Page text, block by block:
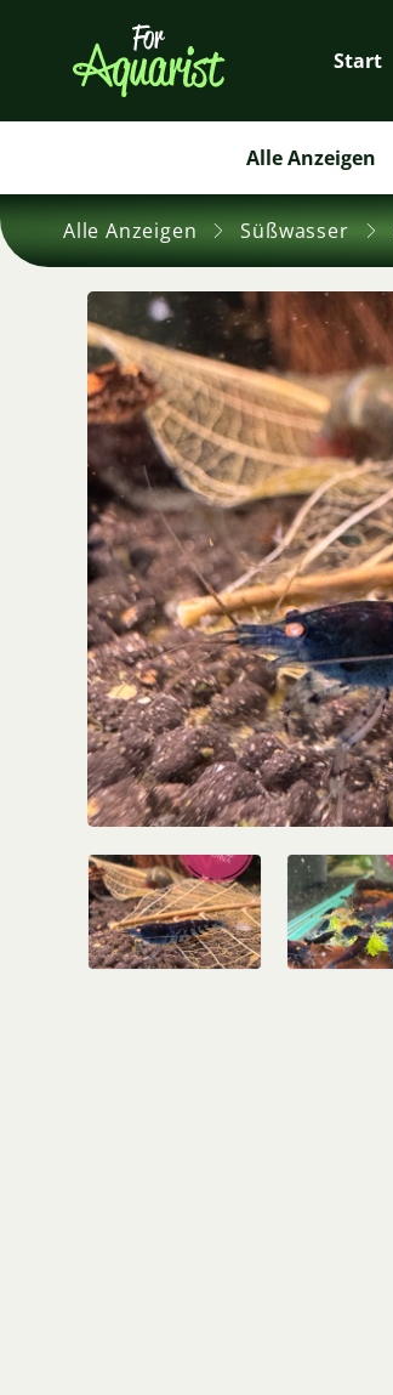
Start
Alle Anzeigen
Alle Anzeigen Süßwasser